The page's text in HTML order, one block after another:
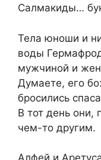
Салмакиды…
Тела юноши и
воды
мужчиной и
Думаете, его
бросились
В тот день они,
чем-то другим.